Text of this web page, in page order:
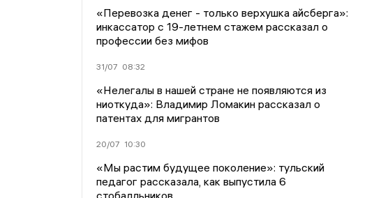
«Перевозка денег - только верхушка айсберга»:
инкассатор с 19-летнем стажем рассказал о
профессии без мифов
31/07 08:32
«Нелегалы в нашей стране не появляются из
ниоткуда»: Владимир Ломакин рассказал о
патентах для мигрантов
20/07 10:30
«Мы растим будущее поколение»: тульский
педагог рассказала, как выпустила 6
стобалльников